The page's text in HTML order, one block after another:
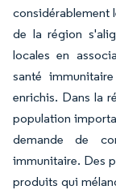
considérablement
de la région
locales en
santé
enrichis. Dans la
population
demande de
immunitaire. Des
produits qui